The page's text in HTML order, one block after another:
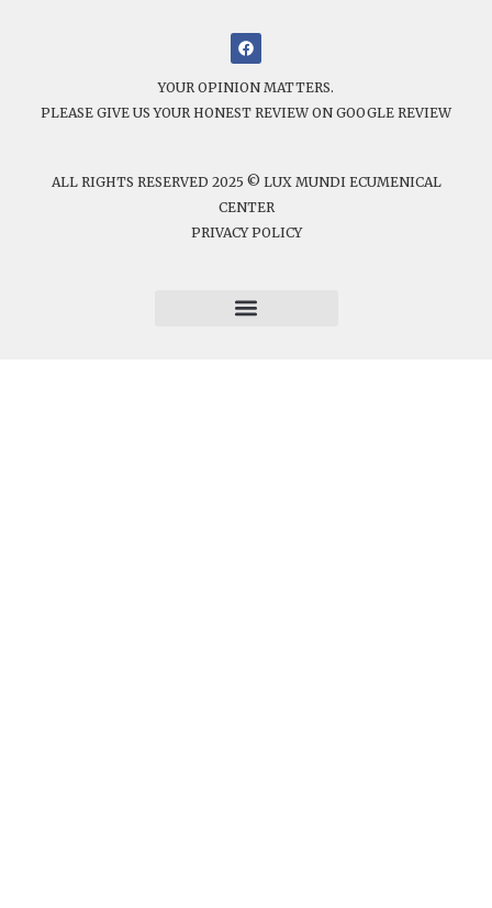
YOUR OPINION MATTERS.
PLEASE GIVE US YOUR HONEST REVIEW ON GOOGLE REVIEW
ALL RIGHTS RESERVED 2025 © LUX MUNDI ECUMENICAL
CENTER
PRIVACY POLICY